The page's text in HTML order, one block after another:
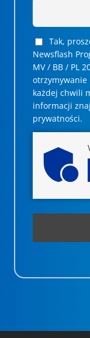
Tak,
Newsflash
MV / BB / PL
otrzymywanie
każdej chwili
informacji
prywatności.